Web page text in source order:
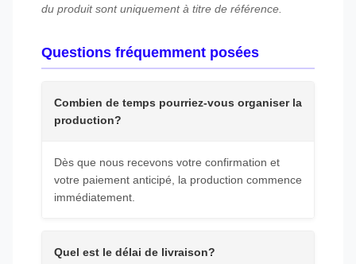
du produit sont uniquement à titre de référence.
Questions fréquemment posées
Combien de temps pourriez-vous organiser la
production?
Dès que nous recevons votre confirmation et
votre paiement anticipé, la production commence
immédiatement.
Quel est le délai de livraison?